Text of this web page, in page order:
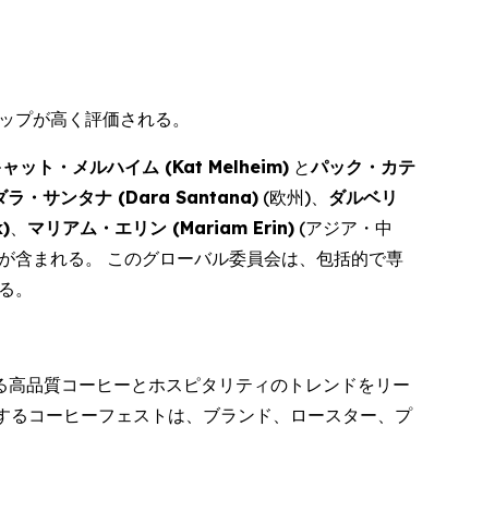
が高く評価される。
ット・メルハイム (Kat Melheim) とパック・カテ
ラ・サンタナ (Dara Santana) (欧州)、 ダルベリ
)、 マリアム・エリン (Mariam Erin) (アジア・中
含まれる。 このグローバル委員会は、包括的で専
。
品質コーヒーとホスピタリティのトレンドをリー
コーヒーフェストは、ブランド、ロースター、プ